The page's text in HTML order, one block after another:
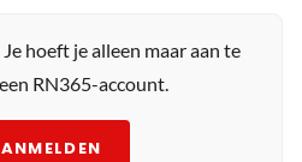
hoeft je alleen maar aan te
RN365-account.